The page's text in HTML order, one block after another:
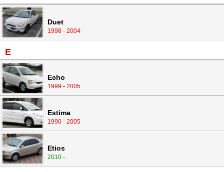
Duet
1998 - 2004
E
Echo
1999 - 2005
Estima
1990 - 2005
Etios
2010 -